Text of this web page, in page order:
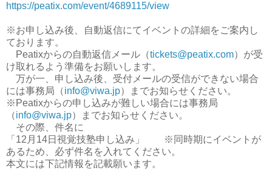
https://peatix.com/event/4689115/view
※お申し込み後、自動返信にてイベントの詳細をご案内し
ております。
Peatixからの自動返信メール（tickets@peatix.com）が受
け取れるよう準備をお願いします。
万が一、申し込み後、受付メールの受信ができない場合
には事務局（info@viwa.jp）までお知らせください。
※Peatixからの申し込みが難しい場合には事務局
（info@viwa.jp）までお知らせください。
その際、件名に
「12月14日視覚技塾申し込み」 ※同時期にイベントが
あるため、必ず件名を入れてください。
本文には下記情報を記載願います。